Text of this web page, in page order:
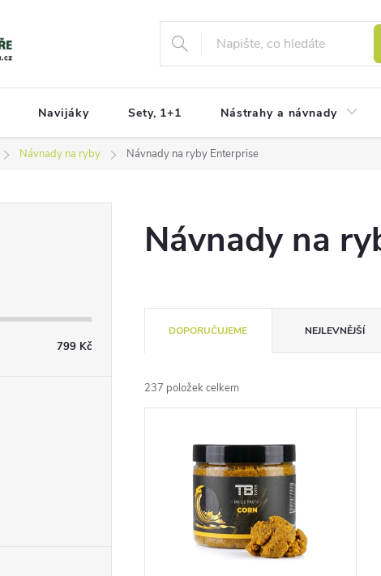
Navijáky Sety, 1+1 Nástrahy a návnady
Návnady na ryby Návnady na ryby Enterprise
799 Kč
Návnady na
a
z
e
DOPORUČUJEME NEJLEVNĚJŠÍ
237 položek celkem